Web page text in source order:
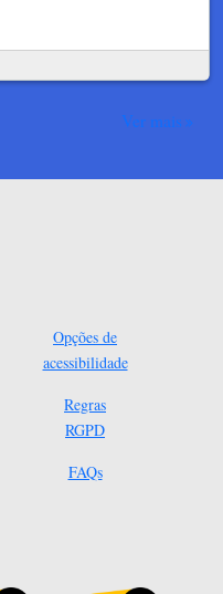
Ver mais
Opções de
acessibilidade
Regras
RGPD
FAQs